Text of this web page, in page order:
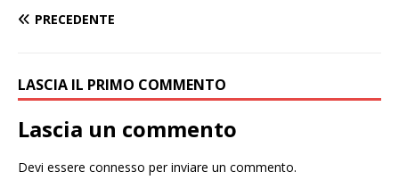
PRECEDENTE
LASCIA IL PRIMO COMMENTO
Lascia un commento
Devi essere connesso per inviare un commento.